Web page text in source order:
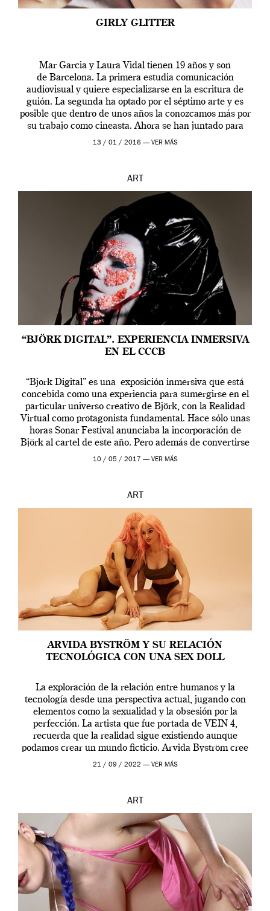
GIRLY GLITTER
Mar Garcia y Laura Vidal tienen 19 años y son
de Barcelona. La primera estudia comunicación
audiovisual y quiere especializarse en la escritura de
guión. La segunda ha optado por el séptimo arte y es
posible que dentro de unos años la conozcamos más por
su trabajo como cineasta. Ahora se han juntado para
contarnos una […]
13 / 01 / 2016 — VER MÁS
ART
“BJÖRK DIGITAL”. EXPERIENCIA INMERSIVA
EN EL CCCB
“Bjork Digital” es una exposición inmersiva que está
concebida como una experiencia para sumergirse en el
particular universo creativo de Björk, con la Realidad
Virtual como protagonista fundamental. Hace sólo unas
horas Sonar Festival anunciaba la incorporación de
Björk al cartel de este año. Pero además de convertirse
en una de las actuaciones más relevantes […]
10 / 05 / 2017 — VER MÁS
ART
ARVIDA BYSTRÖM Y SU RELACIÓN
TECNOLÓGICA CON UNA SEX DOLL
La exploración de la relación entre humanos y la
tecnología desde una perspectiva actual, jugando con
elementos como la sexualidad y la obsesión por la
perfección. La artista que fue portada de VEIN 4,
recuerda que la realidad sigue existiendo aunque
podamos crear un mundo ficticio. Arvida Byström cree
que los humanos tienen un complejo […]
21 / 09 / 2022 — VER MÁS
ART